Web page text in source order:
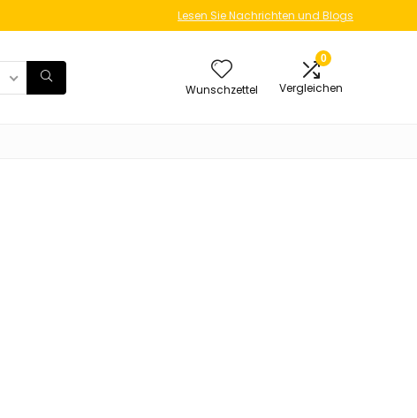
Lesen Sie Nachrichten und Blogs
Wunschzettel
0
Vergleichen